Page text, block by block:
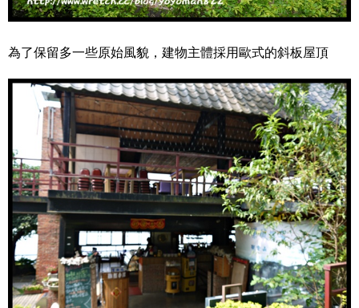
為了保留多一些原始風貌，建物主體採用歐式的斜板屋頂